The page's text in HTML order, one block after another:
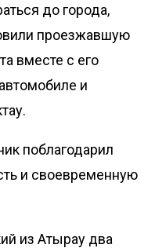
до города,
проезжавшую
вместе с его
и
поблагодарил
и своевременную
из Атырау два